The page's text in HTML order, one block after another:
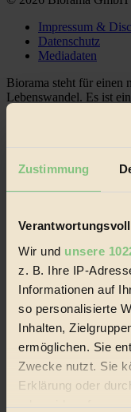
Zustimmung
Wir und unsere
z. B. Ihre IP-
Informationen auf
so personalisierte
Inhalten,
ermöglichen. Sie
Zwecke nutzt. Sie
Erklärung oder
oder widerrufen
Impressum &
Datenschutz
Mediadaten
Biorama steht für einen
Lebenswandel. Es ist
und Produkte, ein
Social Media
3.415 Follower auf
Themen
Bio
Nachhaltigkeit